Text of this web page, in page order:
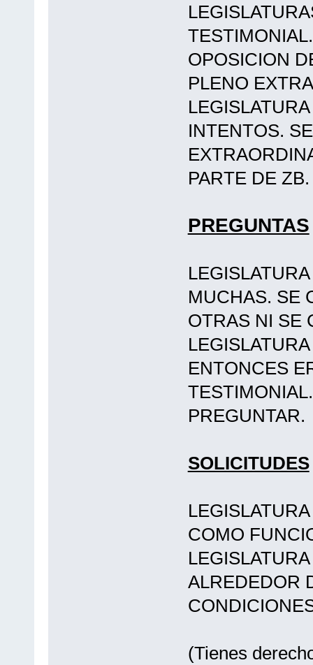
OPOSICION
PLENO
INTENTOS.
PARTE DE ZB.
PREGUNTAS
MUCHAS. SE
OTRAS NI SE
ENTONCES
PREGUNTAR.
SOLICITUDES
COMO
ALREDEDOR
(Tienes